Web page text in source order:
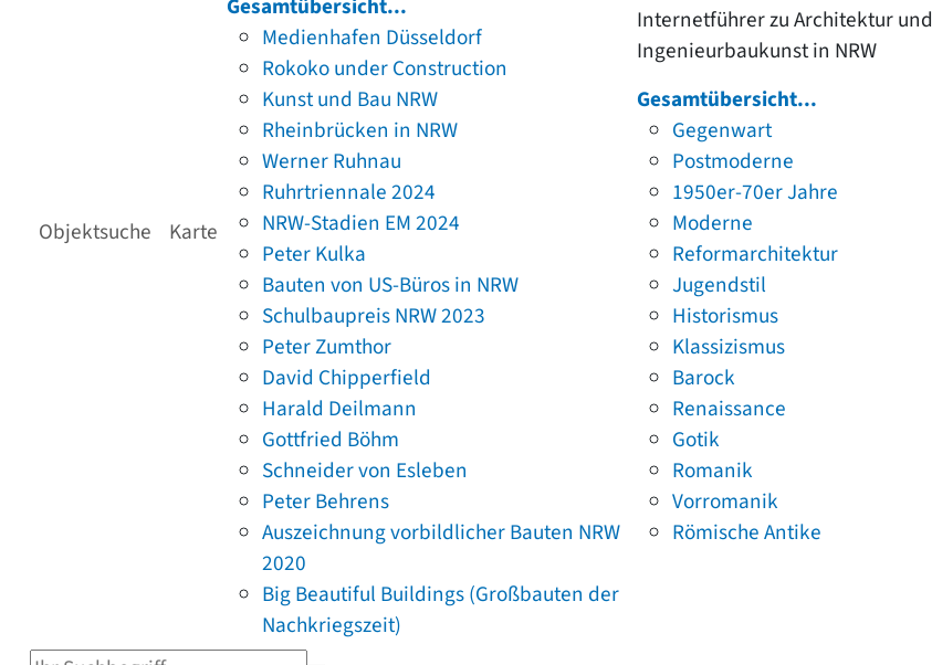
Objektsuche Karte
Gesamtübersicht...
Medienhafen Düsseldorf
Rokoko under Construction
Kunst und Bau NRW
Rheinbrücken in NRW
Werner Ruhnau
Ruhrtriennale 2024
NRW-Stadien EM 2024
Peter Kulka
Bauten von US-Büros in NRW
Schulbaupreis NRW 2023
Peter Zumthor
David Chipperfield
Harald Deilmann
Gottfried Böhm
Schneider von Esleben
Peter Behrens
Auszeichnung vorbildlicher Bauten NRW
2020
Big Beautiful Buildings (Großbauten der
Nachkriegszeit)
Internetführer zu Architektur und
Ingenieurbaukunst in NRW
Gesamtübersicht...
Gegenwart
Postmoderne
1950er-70er Jahre
Moderne
Reformarchitektur
Jugendstil
Historismus
Klassizismus
Barock
Renaissance
Gotik
Romanik
Vorromanik
Römische Antike